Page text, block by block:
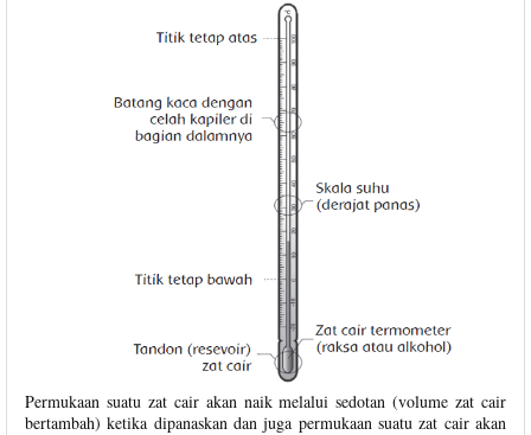
Permukaan suatu zat cair akan naik melalui sedotan (volume zat cair
bertambah) ketika dipanaskan dan juga permukaan suatu zat cair akan